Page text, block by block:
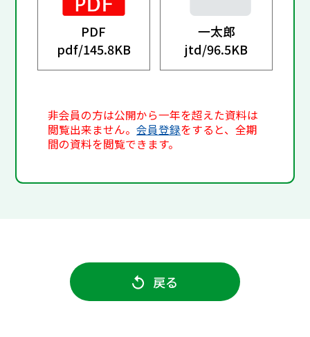
PDF
pdf/145.8KB
一太郎
jtd/96.5KB
非会員の方は公開から一年を超えた資料は
閲覧出来ません。会員登録をすると、全期
間の資料を閲覧できます。
戻る